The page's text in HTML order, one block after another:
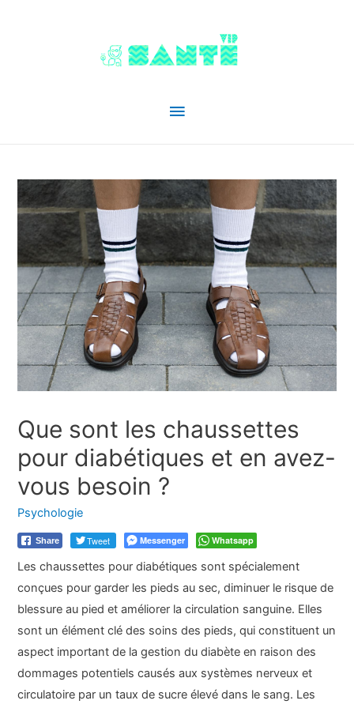
Menu
Que sont les chaussettes
pour diabétiques et en avez-
vous besoin ?
Psychologie
Share Tweet Messenger Whatsapp
Les chaussettes pour diabétiques sont spécialement
conçues pour garder les pieds au sec, diminuer le risque de
blessure au pied et améliorer la circulation sanguine. Elles
sont un élément clé des soins des pieds, qui constituent un
aspect important de la gestion du diabète en raison des
dommages potentiels causés aux systèmes nerveux et
circulatoire par un taux de sucre élevé dans le sang. Les